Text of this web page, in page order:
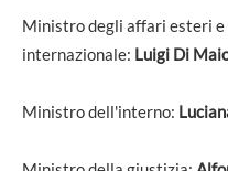
Ministro degli affari esteri e
internazionale: Luigi Di
Ministro dell'interno: